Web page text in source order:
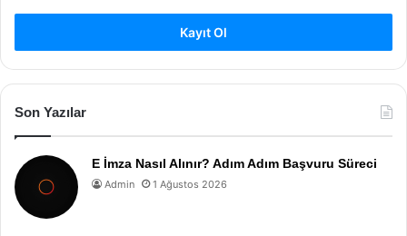
Kayıt Ol
Son Yazılar
E İmza Nasıl Alınır? Adım Adım Başvuru Süreci
Admin 1 Ağustos 2026